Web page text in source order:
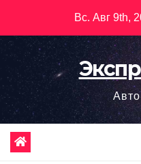
содержимому
Вс. Авг 9th,